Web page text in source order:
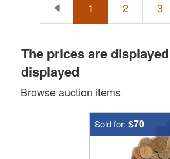
1 2 3
The prices are
displayed
Browse auction items
Sold for: $70